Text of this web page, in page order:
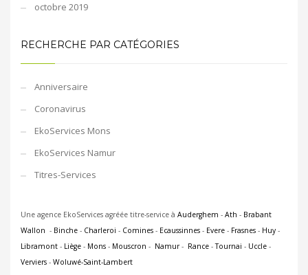
octobre 2019
RECHERCHE PAR CATÉGORIES
Anniversaire
Coronavirus
EkoServices Mons
EkoServices Namur
Titres-Services
Une agence EkoServices agréée titre-service à Auderghem - Ath - Brabant
Wallon - Binche - Charleroi - Comines - Ecaussinnes - Evere - Frasnes - Huy -
Libramont - Liège - Mons - Mouscron - Namur- Rance -Tournai - Uccle -
Verviers - Woluwé-Saint-Lambert